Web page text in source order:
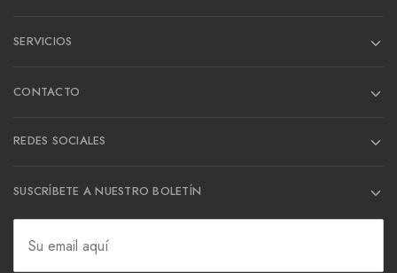
SERVICIOS
CONTACTO
REDES SOCIALES
SUSCRÍBETE A NUESTRO BOLETÍN